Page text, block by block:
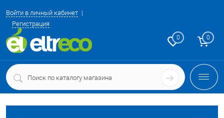
Войти в личный кабинет
Регистрация
0 0